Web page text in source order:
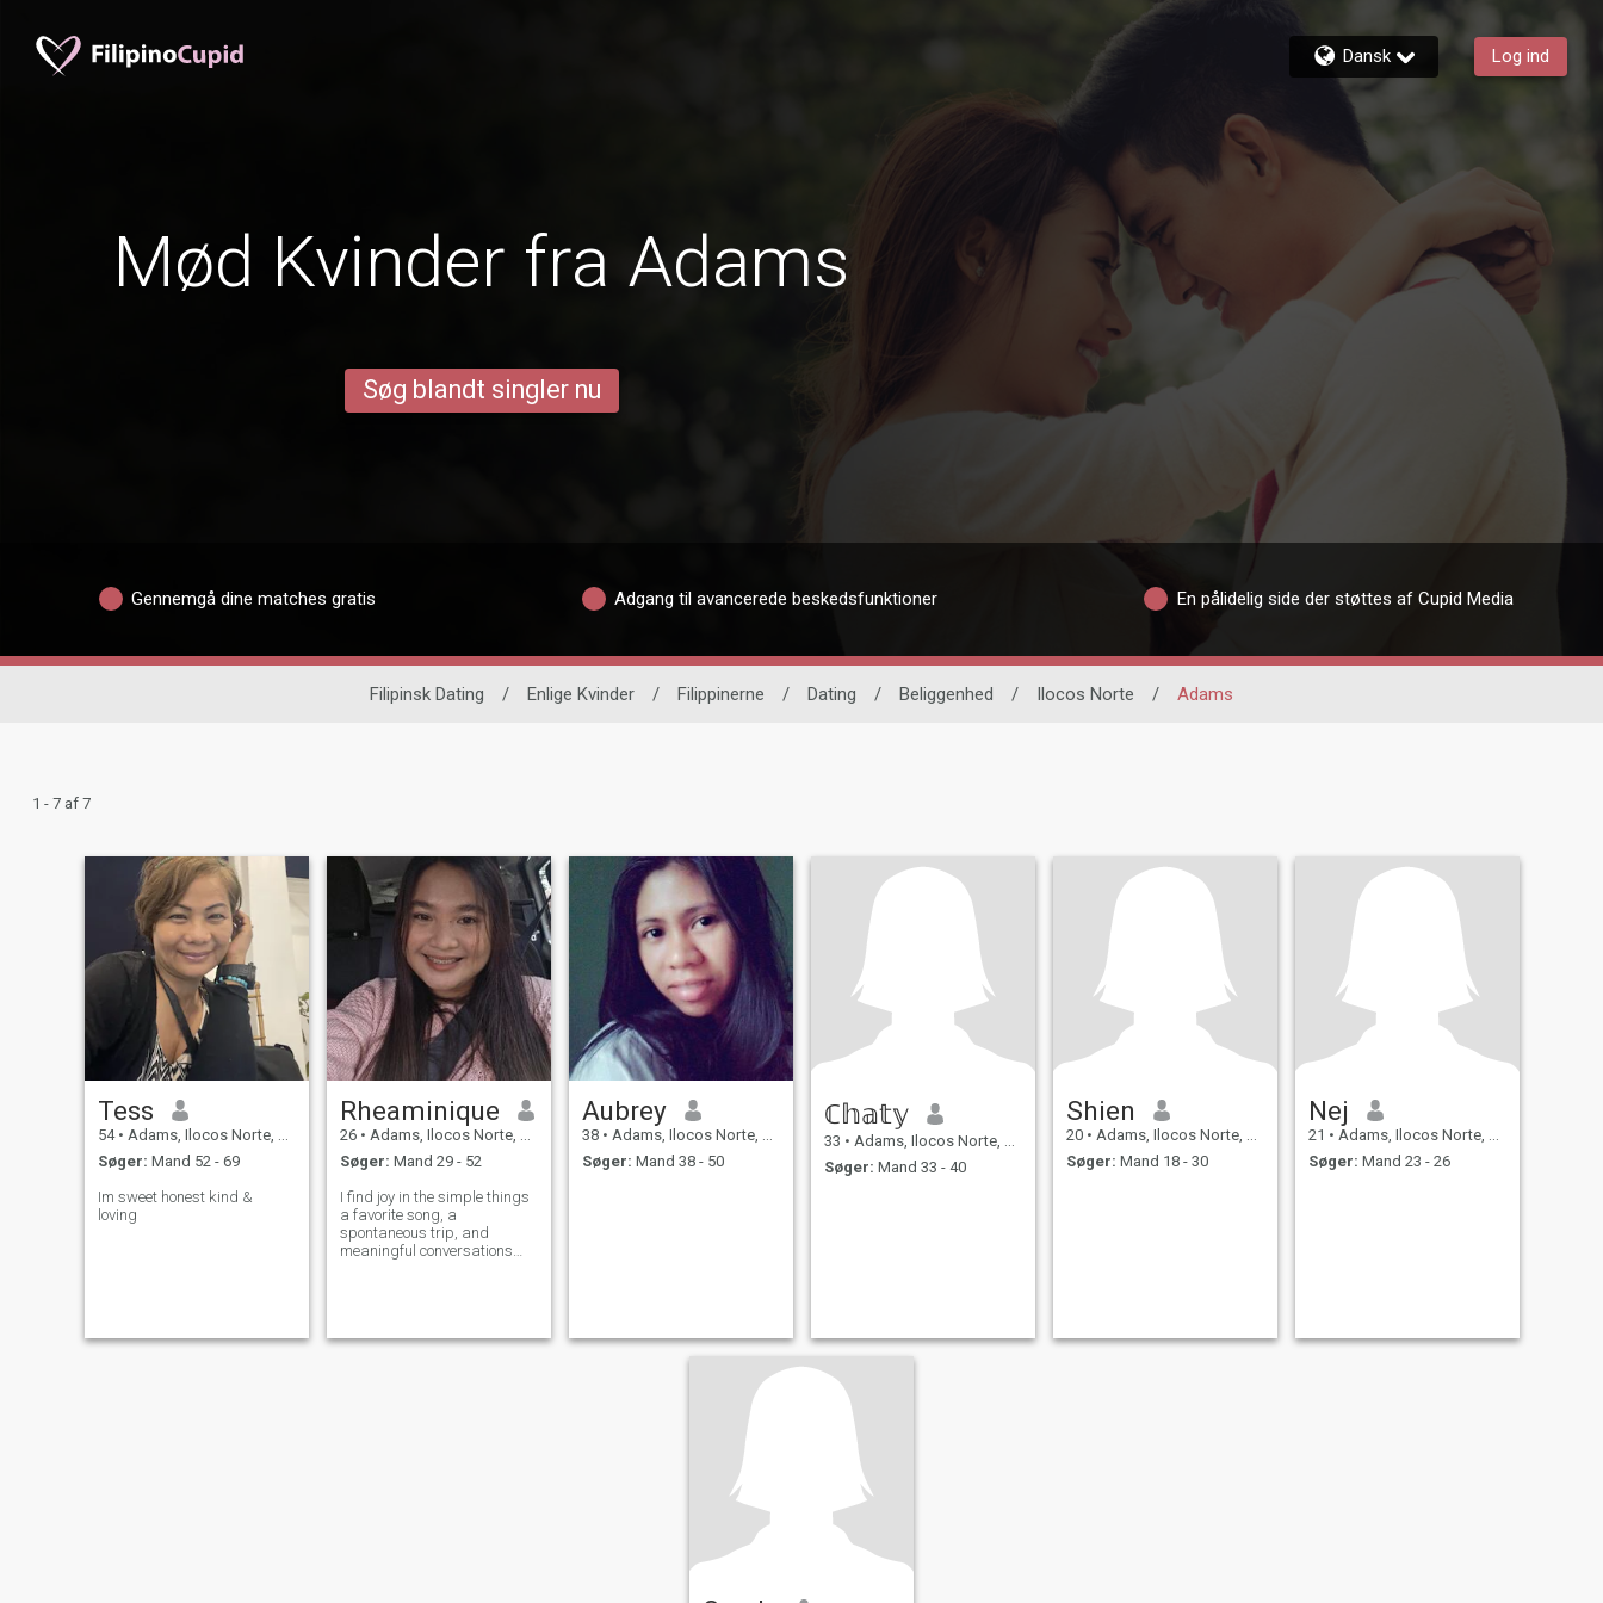
Dansk Log ind
Mød Kvinder fra Adams
Søg blandt singler nu
Gennemgå dine matches gratis Adgang til avancerede beskedsfunktioner En pålidelig side der støttes af Cupid Media
Filipinsk Dating / Enlige Kvinder / Filippinerne / Dating / Beliggenhed / Ilocos Norte / Adams
1 - 7 af 7
Tess
54 • Adams, Ilocos Norte, Filippinerne
Søger: Mand 52 - 69
Im sweet honest kind &
loving
Rheaminique
26 • Adams, Ilocos Norte, Filippinerne
Søger: Mand 29 - 52
I find joy in the simple things
a favorite song, a
spontaneous trip, and
meaningful conversations
Aubrey
38 • Adams, Ilocos Norte, Filippinerne
Søger: Mand 38 - 50
ℂ𝕙𝕒𝕥𝕪
33 • Adams, Ilocos Norte, Filippinerne
Søger: Mand 33 - 40
Shien
20 • Adams, Ilocos Norte, Filippinerne
Søger: Mand 18 - 30
Nej
21 • Adams, Ilocos Norte, Filippinerne
Søger: Mand 23 - 26